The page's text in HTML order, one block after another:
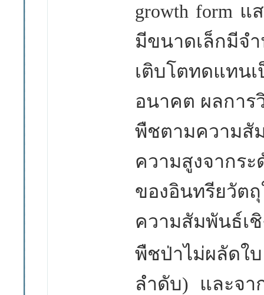
growth form
มีขนาดเล็กมีจ
เติบโตทดแทน
อนาคต ผลการ
พืชตามความสั
ความสูงจากร
ของอินทรียวัต
ความสัมพันธ์เ
พืชป่าไม่ผลัดใ
ลำดับ) และจา